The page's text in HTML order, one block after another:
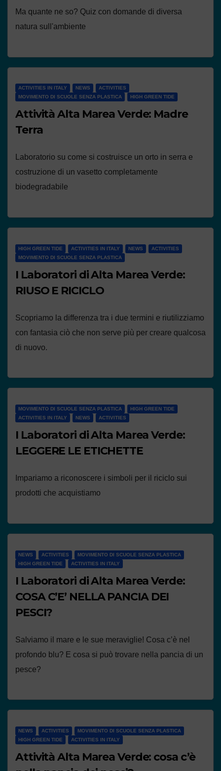
Ma quante ne so? Quiz con domande di diversa
natura sull'ambiente
ACTIVITIES IN ITALY NEWS
ACTIVITIES
MOVIMENTO DI SCUOLE SENZA PLASTICA
HIGH GREEN TIDE
Attività Alta Marea Verde: Madre
Terra
Laboratorio su come si costruisce un orto in serra e
costruzione di un vasetto completamente
biodegradabile
HIGH GREEN TIDE ACTIVITIES IN ITALY NEWS
ACTIVITIES
MOVIMENTO DI SCUOLE SENZA PLASTICA
I Laboratori di Alta Marea Verde:
RIUSO E RICICLO
Scopriamo la differenza tra i due termini e riutilizziamo
con fantasia ciò che non serve più per creare qualcosa
di nuovo.
MOVIMENTO DI SCUOLE SENZA PLASTICA
HIGH GREEN TIDE
ACTIVITIES IN ITALY
NEWS ACTIVITIES
I Laboratori di Alta Marea Verde:
LEGGERE LE ETICHETTE
Impariamo a riconoscere i simboli per il riciclo sui
prodotti che acquistiamo
NEWS ACTIVITIES
MOVIMENTO DI SCUOLE SENZA PLASTICA
HIGH GREEN TIDE
ACTIVITIES IN ITALY
I Laboratori di Alta Marea Verde:
COSA C’E’ NELLA PANCIA DEI
PESCI?
Salviamo il mare e le sue meraviglie! Cosa c’è nel
profondo blu? E cosa si può trovare nella pancia di un
pesce?
NEWS ACTIVITIES
MOVIMENTO DI SCUOLE SENZA PLASTICA
HIGH GREEN TIDE
ACTIVITIES IN ITALY
Attività Alta Marea Verde: cosa c’è